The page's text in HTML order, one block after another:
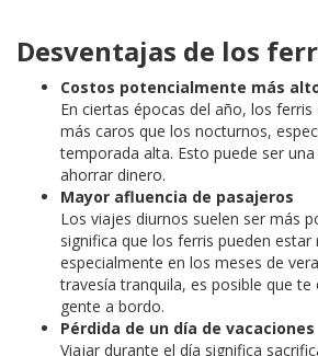
Desventajas de los
Costos potencialmente más
En ciertas épocas del año, los
más caros que los nocturnos,
temporada alta. Esto puede ser
ahorrar dinero.
Mayor afluencia de pasajeros
Los viajes diurnos suelen ser más
significa que los ferris pueden estar
especialmente en los meses de
travesía tranquila, es posible que
gente a bordo.
Pérdida de un día de vacaciones
Viajar durante el día significa